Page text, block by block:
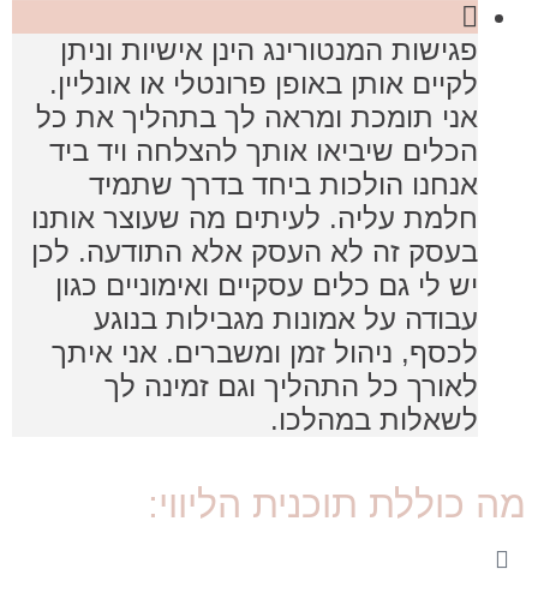
פגישות המנטורינג הינן אישיות וניתן
לקיים אותן באופן פרונטלי או אונליין.
אני תומכת ומראה לך בתהליך את כל
הכלים שיביאו אותך להצלחה ויד ביד
אנחנו הולכות ביחד בדרך שתמיד
חלמת עליה. לעיתים מה שעוצר אותנו
בעסק זה לא העסק אלא התודעה. לכן
יש לי גם כלים עסקיים ואימוניים כגון
עבודה על אמונות מגבילות בנוגע
לכסף, ניהול זמן ומשברים. אני איתך
לאורך כל התהליך וגם זמינה לך
לשאלות במהלכו.
מה כוללת תוכנית הליווי: